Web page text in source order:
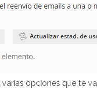
opciones que te